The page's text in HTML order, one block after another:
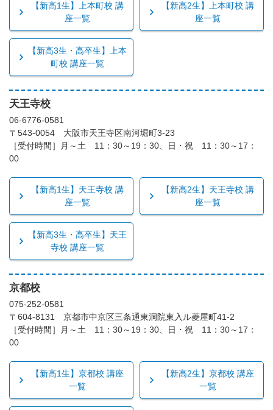
【新高1生】上本町校 講
座一覧
【新高2生】上本町校 講
座一覧
【新高3生・高卒生】上本
町校 講座一覧
天王寺校
06-6776-0581
〒543-0054 大阪市天王寺区南河堀町3-23
［受付時間］月～土 11：30～19：30、日・祝 11：30～17：
00
【新高1生】天王寺校 講
座一覧
【新高2生】天王寺校 講
座一覧
【新高3生・高卒生】天王
寺校 講座一覧
京都校
075-252-0581
〒604-8131 京都市中京区三条通東洞院東入ル菱屋町41-2
［受付時間］月～土 11：30～19：30、日・祝 11：30～17：
00
【新高1生】京都校 講座
一覧
【新高2生】京都校 講座
一覧